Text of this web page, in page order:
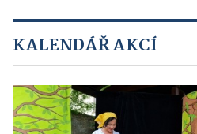
KALENDÁŘ AKCÍ